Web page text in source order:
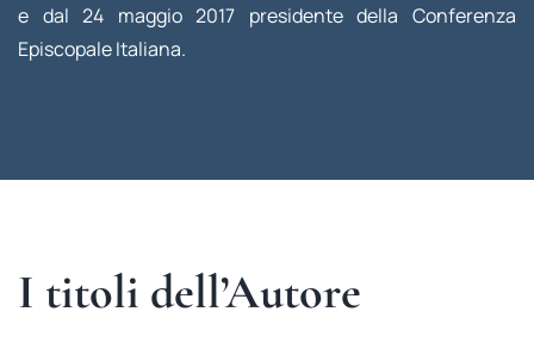
e dal 24 maggio 2017 presidente della Conferenza
Episcopale Italiana.
I titoli dell’Autore